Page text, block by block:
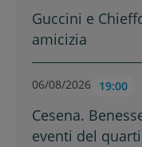
Guccini e
amicizia
06/08/2026 19:00
Cesena.
eventi del